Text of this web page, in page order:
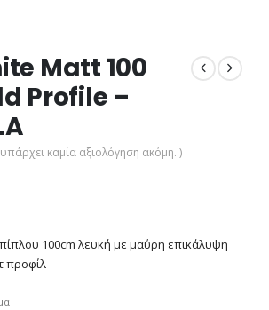
Matt 100
Profile –
καμία αξιολόγηση ακόμη. )
100cm λευκή με μαύρη επικάλυψη
προφίλ